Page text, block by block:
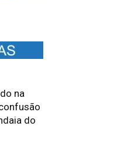
na
do